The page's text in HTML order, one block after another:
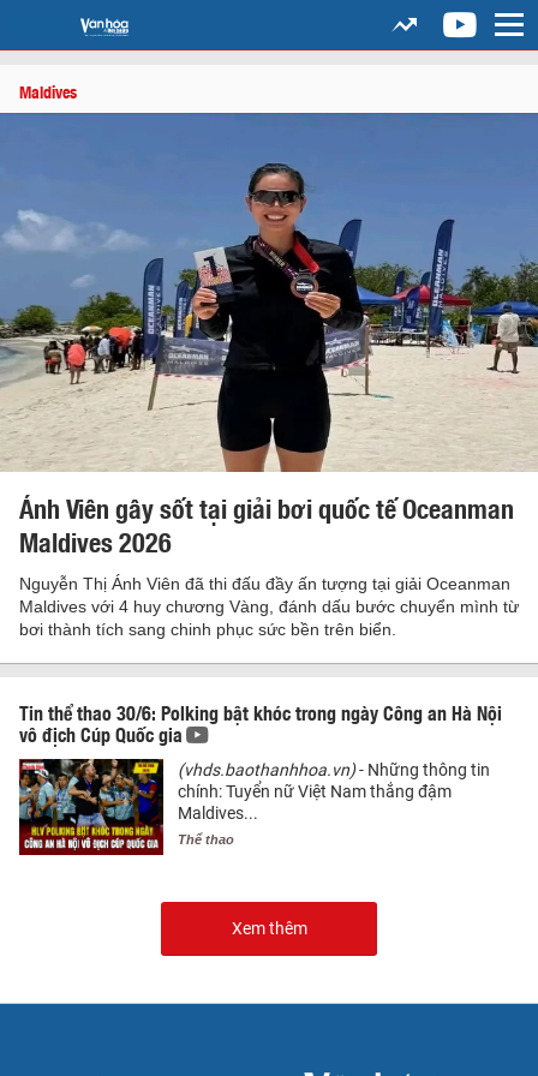
Maldives
Ánh Viên gây sốt tại giải bơi quốc tế Oceanman
Maldives 2026
Nguyễn Thị Ánh Viên đã thi đấu đầy ấn tượng tại giải Oceanman
Maldives với 4 huy chương Vàng, đánh dấu bước chuyển mình từ
bơi thành tích sang chinh phục sức bền trên biển.
Tin thể thao 30/6: Polking bật khóc trong ngày Công an Hà Nội
vô địch Cúp Quốc gia
(vhds.baothanhhoa.vn)- Những thông tin
chính: Tuyển nữ Việt Nam thắng đậm
Maldives...
Thể thao
Xem thêm